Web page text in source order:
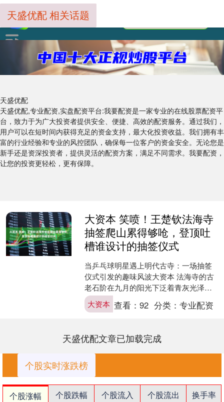
天盛优配
天盛优配,专业配资,实盘配资平台:我要配资是一家专业的在线股票配资平
台，致力于为广大投资者提供安全、便捷、高效的配资服务。通过我们，
用户可以在短时间内获得充足的资金支持，最大化投资收益。我们拥有丰
富的行业经验和专业的风控团队，确保每一位客户的资金安全。无论您是
新手还是资深投资者，提供灵活的配资方案，满足不同需求。我要配资，
让您的投资更轻松，更有保障。
天盛优配 相关话题
大资本 笑喷！王楚钦法海寺
抽签爬山累得够呛，登顶吐
槽谁设计的抽签仪式
当乒乓球明星遇上明代古寺：一场抽签
仪式引发的趣味风波大资本 法海寺的古
老石阶在九月的阳光下泛着青灰光泽，
50级明代台阶静静等待着现代运动员的
造访。王楚钦扶着膝盖....
大资本 查看：92 分类：专业配资
天盛优配文章已加载完成
个股实时涨跌榜
个股涨幅 个股跌幅 个股流入 个股流出
换手率